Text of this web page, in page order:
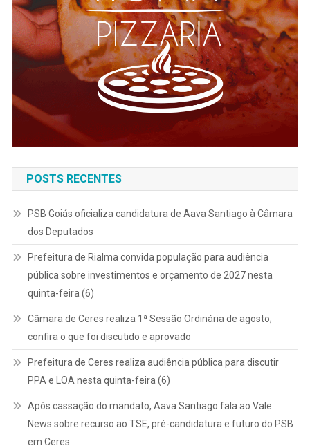
POSTS RECENTES
PSB Goiás oficializa candidatura de Aava Santiago à Câmara
dos Deputados
Prefeitura de Rialma convida população para audiência
pública sobre investimentos e orçamento de 2027 nesta
quinta-feira (6)
Câmara de Ceres realiza 1ª Sessão Ordinária de agosto;
confira o que foi discutido e aprovado
Prefeitura de Ceres realiza audiência pública para discutir
PPA e LOA nesta quinta-feira (6)
Após cassação do mandato, Aava Santiago fala ao Vale
News sobre recurso ao TSE, pré-candidatura e futuro do PSB
em Ceres